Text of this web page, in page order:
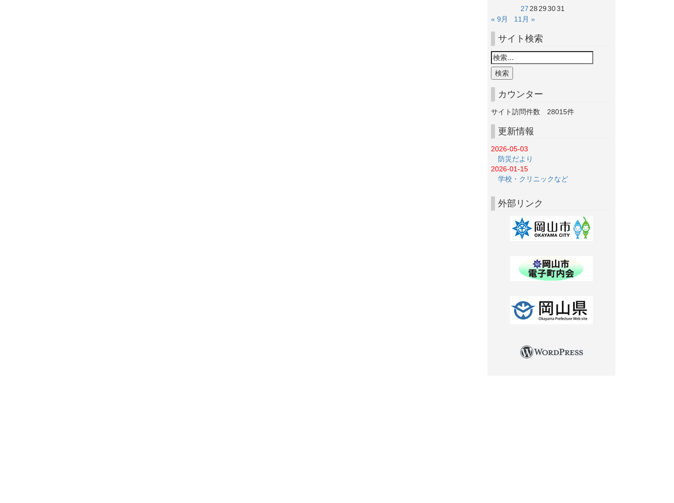
2728293031
« 9月
11月 »
サイト検索
カウンター
サイト訪問件数 28015件
更新情報
2026-05-03
防災だより
2026-01-15
学校・クリニックなど
外部リンク